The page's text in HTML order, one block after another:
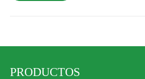
PRODUCTOS